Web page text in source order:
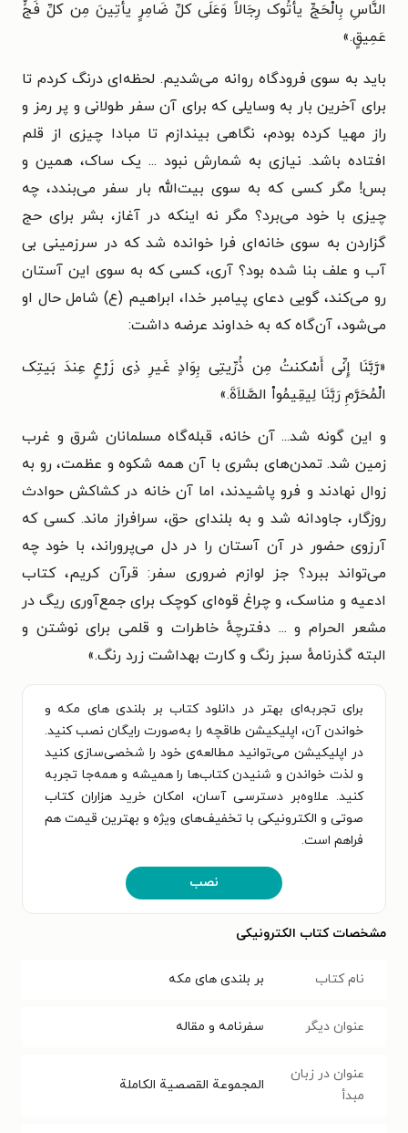
النَّاسِ بِالْحَجِّ یأْتُوک رِجَالاً وَعَلَی کلِّ ضَامِرٍ یأْتِینَ مِن کلِّ فَجٍّ
عَمِیقٍ.»
باید به سوی فرودگاه روانه می‌شدیم. لحظه‌ای درنگ کردم تا
برای آخرین بار به وسایلی که برای آن سفر طولانی و پر رمز و
راز مهیا کرده بودم، نگاهی بیندازم تا مبادا چیزی از قلم
افتاده باشد. نیازی به شمارش نبود ... یک ساک، همین و
بس! مگر کسی که به سوی بیت‌الله بار سفر می‌بندد، چه
چیزی با خود می‌برد؟ مگر نه اینکه در آغاز، بشر برای حج
گزاردن به سوی خانه‌ای فرا خوانده شد که در سرزمینی بی
آب و علف بنا شده بود؟ آری، کسی که به سوی این آستان
رو می‌کند، گویی دعای پیامبر خدا، ابراهیم (ع) شامل حال او
می‌شود، آن‌گاه که به خداوند عرضه داشت:
«رَّبَّنَا إِنِّی أَسْکنتُ مِن ذُرِّیتِی بِوَادٍ غَیرِ ذِی زَرْعٍ عِندَ بَیتِک
الْمُحَرَّمِ رَبَّنَا لِیقِیمُواْ الصَّلاَةَ.»
و این گونه شد... آن خانه، قبله‌گاه مسلمانان شرق و غرب
زمین شد. تمدن‌های بشری با آن همه شکوه و عظمت، رو به
زوال نهادند و فرو پاشیدند، اما آن خانه در کشاکش حوادث
روزگار، جاودانه شد و به بلندای حق، سرافراز ماند. کسی که
آرزوی حضور در آن آستان را در دل می‌پروراند، با خود چه
می‌تواند ببرد؟ جز لوازم ضروری سفر: قرآن کریم، کتاب
ادعیه و مناسک، و چراغ قوه‌ای کوچک برای جمع‌آوری ریگ در
مشعر الحرام و ... دفترچهٔ خاطرات و قلمی برای نوشتن و
البته گذرنامهٔ سبز رنگ و کارت بهداشت زرد رنگ.»
برای تجربه‌ای بهتر در دانلود کتاب بر بلندی های مکه و
خواندن آن، اپلیکیشن طاقچه را به‌صورت رایگان نصب کنید.
در اپلیکیشن می‌توانید مطالعه‌ی خود را شخصی‌سازی کنید
و لذت خواندن و شنیدن کتاب‌ها را همیشه و همه‌جا تجربه
کنید. علاوه‌بر دسترسی آسان، امکان خرید هزاران کتاب
صوتی و الکترونیکی با تخفیف‌های ویژه و بهترین قیمت هم
فراهم است.
نصب
مشخصات کتاب الکترونیکی
نام کتاب بر بلندی های مکه
عنوان دیگر سفرنامه و مقاله
عنوان در زبان
مبدأ
المجموعة القصصیة الکاملة